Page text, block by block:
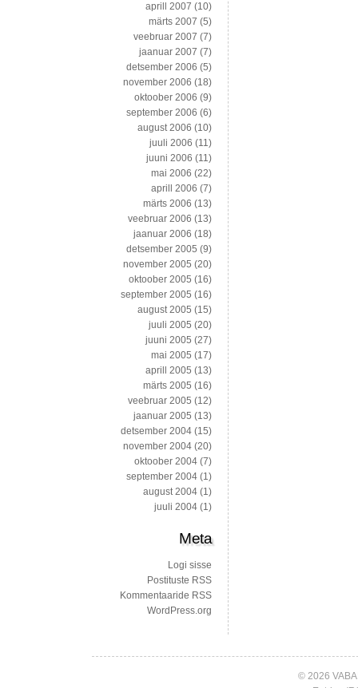
aprill 2007 (10)
märts 2007 (5)
veebruar 2007 (7)
jaanuar 2007 (7)
detsember 2006 (5)
november 2006 (18)
oktoober 2006 (9)
september 2006 (6)
august 2006 (10)
juuli 2006 (11)
juuni 2006 (11)
mai 2006 (22)
aprill 2006 (7)
märts 2006 (13)
veebruar 2006 (13)
jaanuar 2006 (18)
detsember 2005 (9)
november 2005 (20)
oktoober 2005 (16)
september 2005 (16)
august 2005 (15)
juuli 2005 (20)
juuni 2005 (27)
mai 2005 (17)
aprill 2005 (13)
märts 2005 (16)
veebruar 2005 (12)
jaanuar 2005 (13)
detsember 2004 (15)
november 2004 (20)
oktoober 2004 (7)
september 2004 (1)
august 2004 (1)
juuli 2004 (1)
Meta
Logi sisse
Postituste RSS
Kommentaaride RSS
WordPress.org
© 2026